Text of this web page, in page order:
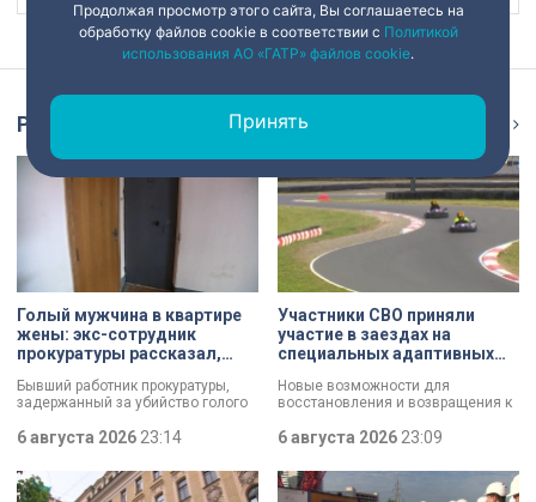
Репортаж
Голый мужчина в квартире
жены: экс-сотрудник
прокуратуры рассказал,
Бывший работник прокуратуры,
задержанный за убийство голого
которые толкнули его на страшное
преступление. Два года назад он
вынес мертвеца из дома на улице
Луначарского, выдавая
6 августа 2026 23:14
Участники СВО приняли
участие в заездах на
специальных адаптивных
Новые возможности для
восстановления и возвращения к
фонда «СВОй дом» в Петербурге
встретились с участниками
специальной военной операции,
которые сейчас проходят курс
6 августа 2026 23:09
Продолжая просмотр этого сайта, Вы соглашаетесь на
обработку файлов cookie в соответствии с Политикой
использования АО «ГАТР» файлов cookie.
Принять